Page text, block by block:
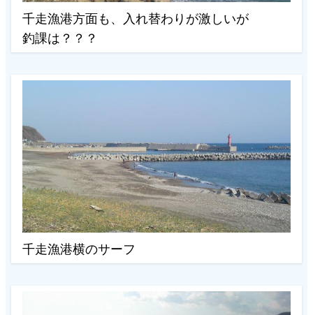
千走漁港方面も、入れ替わりが激しいが
釣課は？？？
千走漁港横のサーフ